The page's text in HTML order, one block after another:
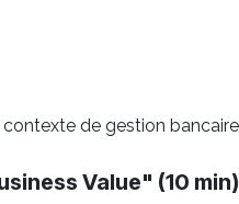
de gestion
Value" (10 min)